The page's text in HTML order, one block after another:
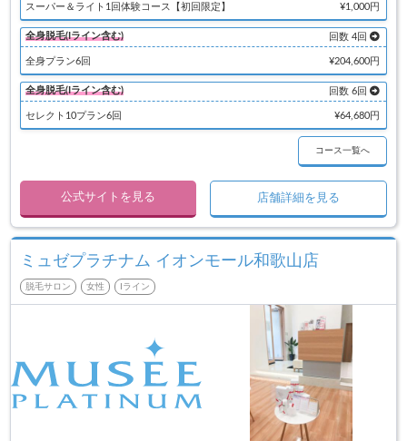
スーパー＆ライト1回体験コース【初回限定】 ¥1,000円
全身脱毛(Iライン含む) 回数 4回
全身プラン6回 ¥204,600円
全身脱毛(Iライン含む) 回数 6回
セレクト10プラン6回 ¥64,680円
コース一覧へ
公式サイトを見る 店舗詳細を見る
ミュゼプラチナム イオンモール和歌山店
脱毛サロン 女性 Iライン